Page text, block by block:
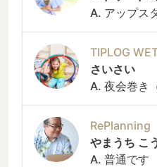
A. アップス
TIPLOG
さいさい
A. 夜会巻き
RePlanning
やまうち こ
A. 普通です